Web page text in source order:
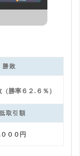
勝敗
勝率６２.６％）
取引額
０００円